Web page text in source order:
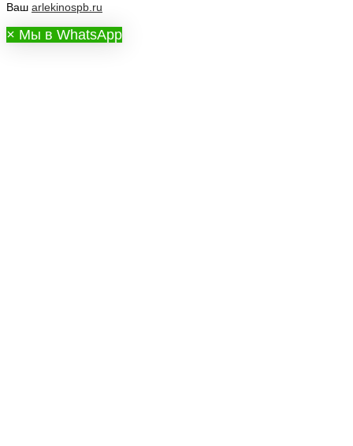
Ваш arlekinospb.ru
× Мы в WhatsApp